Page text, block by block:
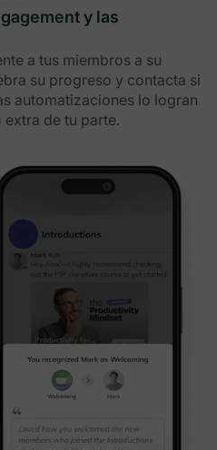
y las
a tus miembros a su
su progreso y contacta si
automatizaciones lo logran
de tu parte.